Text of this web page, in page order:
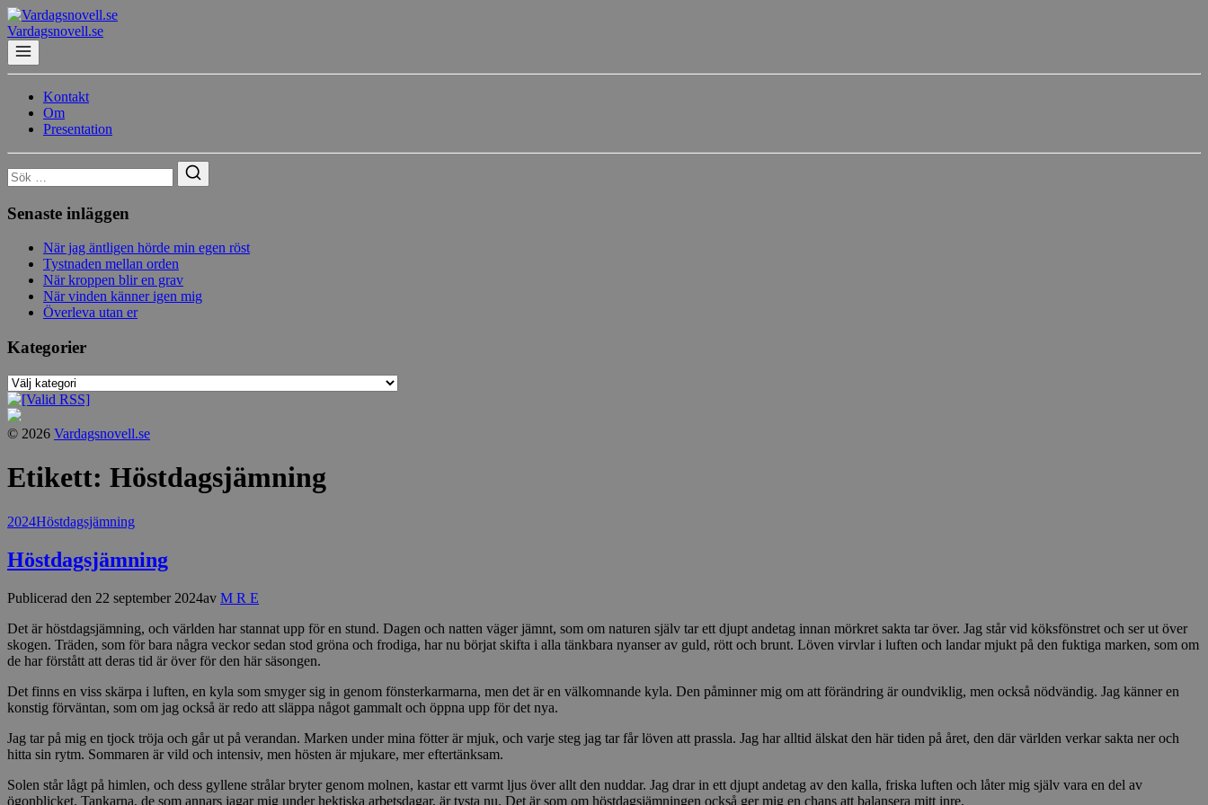
Hoppa
till
innehåll
Vardagsnovell.se
Kontakt
Om
Presentation
Sök
efter:
Senaste inläggen
När jag äntligen hörde min egen röst
Tystnaden mellan orden
När kroppen blir en grav
När vinden känner igen mig
Överleva utan er
Kategorier
Kategorier
© 2026 Vardagsnovell.se
Etikett: Höstdagsjämning
Kategorier
2024Höstdagsjämning
Höstdagsjämning
Publicerad den 22 september 2024av M R E
Det är höstdagsjämning, och världen har stannat upp för en stund. Dagen och natten väger jämnt, som om naturen själv tar ett djupt andetag innan mörkret sakta tar över. Jag står vid köksfönstret och ser ut över
skogen. Träden, som för bara några veckor sedan stod gröna och frodiga, har nu börjat skifta i alla tänkbara nyanser av guld, rött och brunt. Löven virvlar i luften och landar mjukt på den fuktiga marken, som om
de har förstått att deras tid är över för den här säsongen.
Det finns en viss skärpa i luften, en kyla som smyger sig in genom fönsterkarmarna, men det är en välkomnande kyla. Den påminner mig om att förändring är oundviklig, men också nödvändig. Jag känner en
konstig förväntan, som om jag också är redo att släppa något gammalt och öppna upp för det nya.
Jag tar på mig en tjock tröja och går ut på verandan. Marken under mina fötter är mjuk, och varje steg jag tar får löven att prassla. Jag har alltid älskat den här tiden på året, den där världen verkar sakta ner och
hitta sin rytm. Sommaren är vild och intensiv, men hösten är mjukare, mer eftertänksam.
Solen står lågt på himlen, och dess gyllene strålar bryter genom molnen, kastar ett varmt ljus över allt den nuddar. Jag drar in ett djupt andetag av den kalla, friska luften och låter mig själv vara en del av
ögonblicket. Tankarna, de som annars jagar mig under hektiska arbetsdagar, är tysta nu. Det är som om höstdagsjämningen också ger mig en chans att balansera mitt inre.